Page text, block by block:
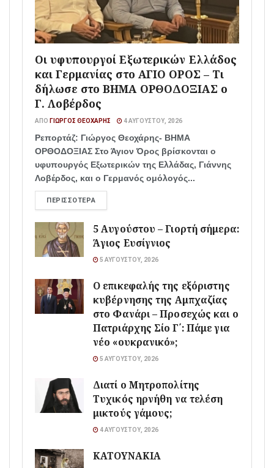
Οι υφυπουργοί Εξωτερικών Ελλάδος
και Γερμανίας στο ΑΓΙΟ ΟΡΟΣ – Τι
δήλωσε στο ΒΗΜΑ ΟΡΘΟΔΟΞΙΑΣ ο
Γ. Λοβέρδος
ΑΠΌ ΓΙΏΡΓΟΣ ΘΕΟΧΆΡΗΣ 4 ΑΥΓΟΎΣΤΟΥ, 2026
Ρεπορτάζ: Γιώργος Θεοχάρης- ΒΗΜΑ
ΟΡΘΟΔΟΞΙΑΣ Στο Άγιον Όρος βρίσκονται ο
υφυπουργός Εξωτερικών της Ελλάδας, Γιάννης
Λοβέρδος, και ο Γερμανός ομόλογός...
ΠΕΡΙΣΣΌΤΕΡΑ
5 Αυγούστου – Γιορτή σήμερα:
Άγιος Ευσίγνιος
5 ΑΥΓΟΎΣΤΟΥ, 2026
Ο επικεφαλής της εξόριστης
κυβέρνησης της Αμπχαζίας
στο Φανάρι – Προσεχώς και ο
Πατριάρχης Σίο Γ΄: Πάμε για
νέο «ουκρανικό»;
5 ΑΥΓΟΎΣΤΟΥ, 2026
Διατί ο Μητροπολίτης
Τυχικός ηρνήθη να τελέση
μικτούς γάμους;
4 ΑΥΓΟΎΣΤΟΥ, 2026
ΚΑΤΟΥΝΑΚΙΑ